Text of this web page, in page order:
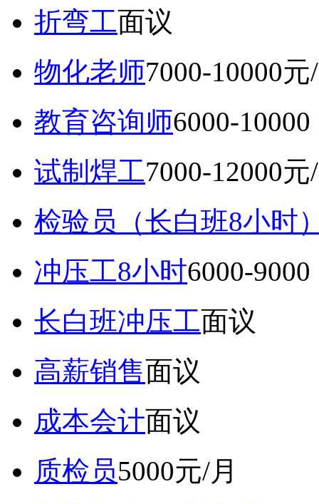
折弯工面议
物化老师7000-10000元
教育咨询师6000-
试制焊工7000-12000元
检验员（长白班8小时
冲压工8小时6000-
长白班冲压工面议
高薪销售面议
成本会计面议
质检员5000元/月